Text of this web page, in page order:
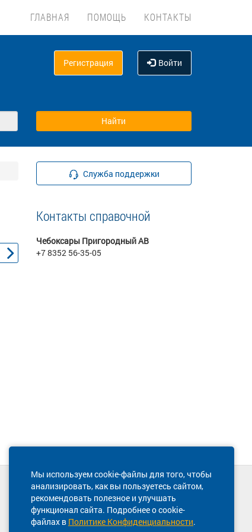
ГЛАВНАЯ ПОМОЩЬ КОНТАКТЫ
Регистрация Войти
Служба поддержки
Контакты справочной
Чебоксары Пригородный АВ
+7 8352 56-35-05
Мы используем cookie-файлы для того, чтобы
анализировать, как вы пользуетесь сайтом,
рекомендовать полезное и улучшать
функционал сайта. Подробнее о cookie-
файлах в Политике Конфиденциальности.
Техническая поддержка сайта
8 800 600-03-38